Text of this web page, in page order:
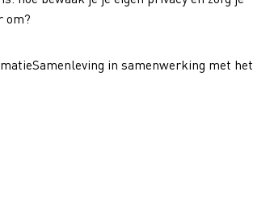
om?
in samenwerking met het